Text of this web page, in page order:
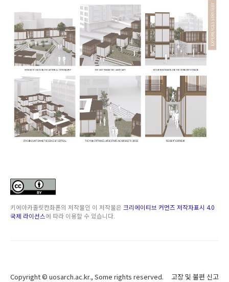
키에아카졸릿칸촤폰의 저작물인 이 저작물은 크리에이티브 커먼즈 저작자표시 4.0
국제 라이선스에 따라 이용할 수 있습니다.
Copyright © uosarch.ac.kr., Some rights reserved. 고장 및 불편 신고